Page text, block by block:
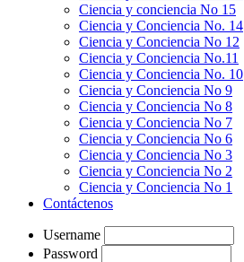
Ciencia y conciencia No 15
Ciencia y Conciencia No. 14
Ciencia y Conciencia No 12
Ciencia y Conciencia No.11
Ciencia y Conciencia No. 10
Ciencia y Conciencia No 9
Ciencia y Conciencia No 8
Ciencia y Conciencia No 7
Ciencia y Conciencia No 6
Ciencia y Conciencia No 3
Ciencia y Conciencia No 2
Ciencia y Conciencia No 1
Contáctenos
Username
Password